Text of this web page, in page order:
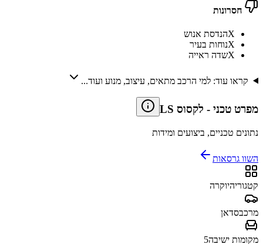
חסרונות
Xהנדסת אנוש
Xנוחות בעיר
Xשדה ראייה
קראו עוד: למי הרכב מתאים, עיצוב, מנוע ועוד...
מפרט טכני - לקסוס LS
נתונים טכניים, ביצועים ומידות
השוו גרסאות
קטגוריהיוקרה
מרכבסדאן
מקומות ישיבה5